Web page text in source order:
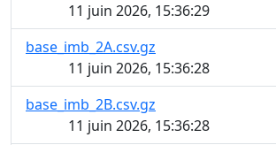
11 juin 2026, 15:36:29
base_imb_2A.csv.gz
11 juin 2026, 15:36:28
base_imb_2B.csv.gz
11 juin 2026, 15:36:28